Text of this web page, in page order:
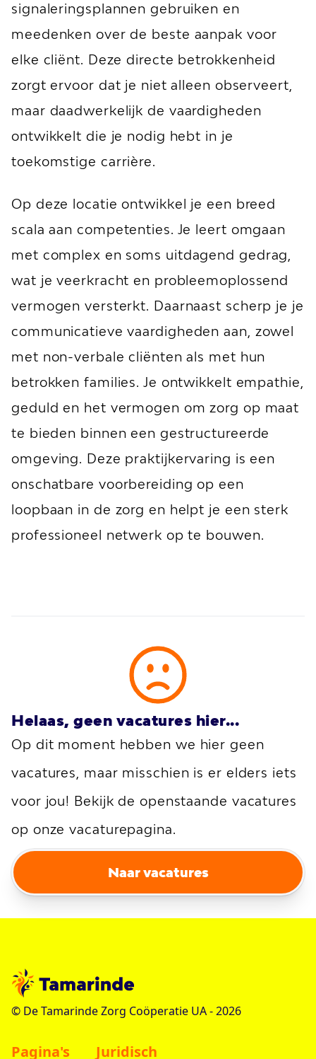
signaleringsplannen gebruiken en
meedenken over de beste aanpak voor
elke cliënt. Deze directe betrokkenheid
zorgt ervoor dat je niet alleen observeert,
maar daadwerkelijk de vaardigheden
ontwikkelt die je nodig hebt in je
toekomstige carrière.
Op deze locatie ontwikkel je een breed
scala aan competenties. Je leert omgaan
met complex en soms uitdagend gedrag,
wat je veerkracht en probleemoplossend
vermogen versterkt. Daarnaast scherp je je
communicatieve vaardigheden aan, zowel
met non-verbale cliënten als met hun
betrokken families. Je ontwikkelt empathie,
geduld en het vermogen om zorg op maat
te bieden binnen een gestructureerde
omgeving. Deze praktijkervaring is een
onschatbare voorbereiding op een
loopbaan in de zorg en helpt je een sterk
professioneel netwerk op te bouwen.
Helaas, geen vacatures hier...
Op dit moment hebben we hier geen
vacatures, maar misschien is er elders iets
voor jou! Bekijk de openstaande vacatures
op onze vacaturepagina.
Naar vacatures
© De Tamarinde Zorg Coöperatie UA -2026
Pagina's Juridisch